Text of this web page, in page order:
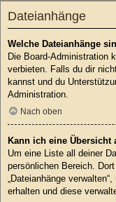
Dateianhänge
Welche Dateianhänge
Die Board-Administration
verbieten. Falls du dir
kannst und du
Administration.
Nach oben
Kann ich eine Übersicht
Um eine Liste all deiner
persönlichen Bereich.
„Dateianhänge
erhalten und diese